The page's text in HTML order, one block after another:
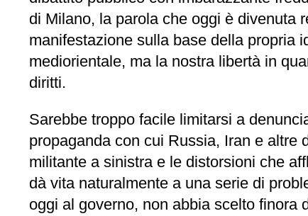
di Milano, la parola che oggi è divenuta
manifestazione sulla base della propria
mediorientale, ma la nostra libertà in
diritti.
Sarebbe troppo facile limitarsi a
propaganda con cui Russia, Iran e altre
militante a sinistra e le distorsioni che
dà vita naturalmente a una serie di
oggi al governo, non abbia scelto finora